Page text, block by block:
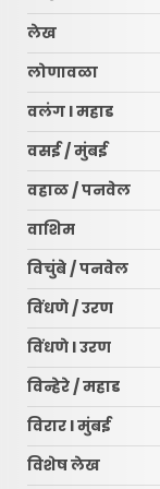
लेख
लोणावळा
वलंग l महाड
वसई / मुंबई
वहाळ / पनवेल
वाशिम
विचुंबे / पनवेल
विंधणे / उरण
विंधणे l उरण
विन्हेरे / महाड
विरार l मुंबई
विशेष लेख
3